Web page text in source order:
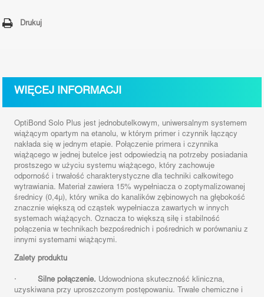
Drukuj
WIĘCEJ INFORMACJI
OptiBond Solo Plus jest jednobutelkowym, uniwersalnym systemem
wiążącym opartym na etanolu, w którym primer i czynnik łączący
nakłada się w jednym etapie. Połączenie primera i czynnika
wiążącego w jednej butelce jest odpowiedzią na potrzeby posiadania
prostszego w użyciu systemu wiążącego, który zachowuje
odporność i trwałość charakterystyczne dla techniki całkowitego
wytrawiania. Materiał zawiera 15% wypełniacza o zoptymalizowanej
średnicy (0,4μ), który wnika do kanalików zębinowych na głębokość
znacznie większą od cząstek wypełniacza zawartych w innych
systemach wiążących. Oznacza to większą siłę i stabilność
połączenia w technikach bezpośrednich i pośrednich w porównaniu z
innymi systemami wiążącymi.
Zalety produktu
·Silne połączenie. Udowodniona skuteczność kliniczna,
uzyskiwana przy uproszczonym postępowaniu. Trwałe chemiczne i